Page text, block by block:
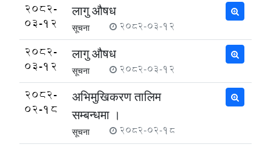
2082-
03-12
लागु औषध
सूचना 2082-03-12
2082-
03-12
लागु औषध
सूचना 2082-03-12
2082-
02-18
अभिमुखिकरण तालिम
सम्बन्धमा ।
सूचना 2082-02-18